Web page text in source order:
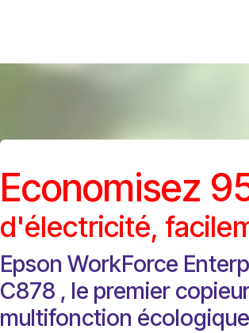
Economisez
d'électricité,
Epson WorkForce
C878 , le premier
multifonction écologique